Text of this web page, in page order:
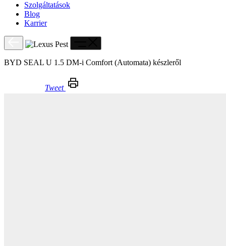
Szolgáltatások
Blog
Karrier
BYD SEAL U 1.5 DM-i Comfort (Automata) készleről
Tweet